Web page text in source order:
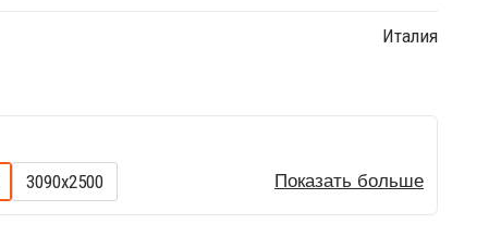
Италия
3090х2500 Показать больше